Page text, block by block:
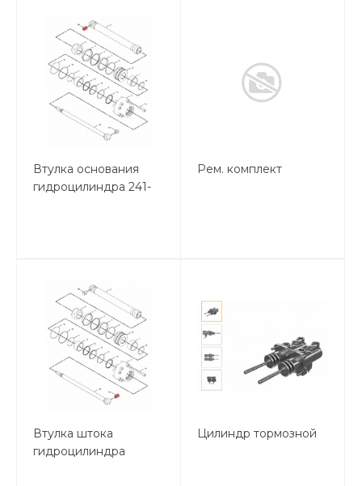
Втулка основания
гидроцилиндра 241-
Рем. комплект
Втулка штока
гидроцилиндра
Цилиндр тормозной